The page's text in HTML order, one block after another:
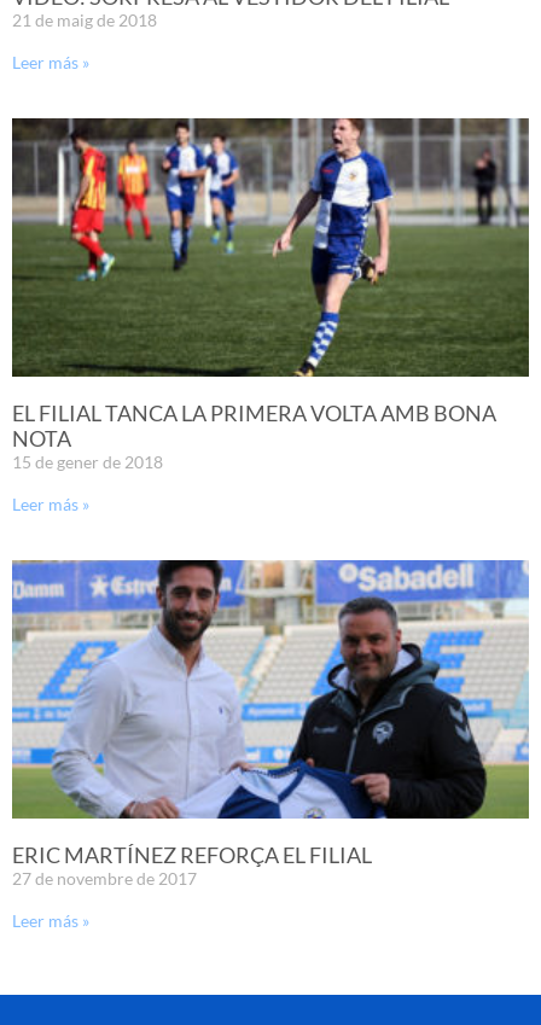
21 de maig de 2018
Leer más »
EL FILIAL TANCA LA PRIMERA VOLTA AMB BONA
NOTA
15 de gener de 2018
Leer más »
ERIC MARTÍNEZ REFORÇA EL FILIAL
27 de novembre de 2017
Leer más »